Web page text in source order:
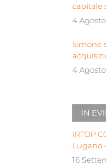
capitale
4 Agosto
Simone
4
IN
IRTOP
Lugano
16